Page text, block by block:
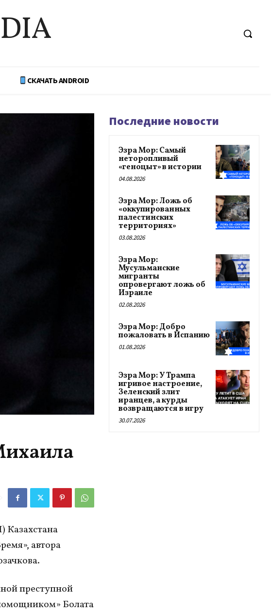
СКАЧАТЬ ANDROID
Казахстана
автора
преступной
Болата
Последние новости
Эзра Мор: Самый
неторопливый
«геноцыт» в истории
04.08.2026
Эзра Мор: Ложь об
«оккупированных
палестинских
территориях»
03.08.2026
Эзра Мор:
Мусульманские
мигранты
опровергают ложь об
Израиле
02.08.2026
Эзра Мор: Добро
пожаловать в Испанию
01.08.2026
Эзра Мор: У Трампа
игривое настроение,
Зеленский злит
иранцев, а курды
возвращаются в игру
30.07.2026